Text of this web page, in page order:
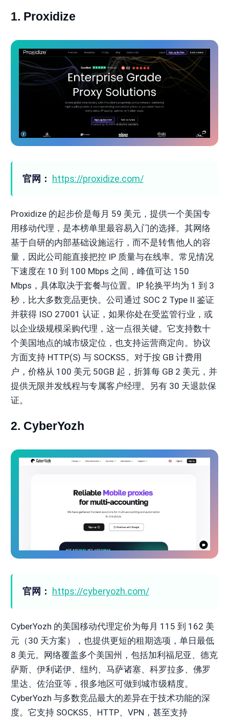
1. Proxidize
官网： https://proxidize.com/
Proxidize 的起步价是每月 59 美元，提供一个美国专
用移动代理，是本榜单里最容易入门的选择。其网络
基于自研的内部基础设施运行，而不是转售他人的容
量，因此公司能直接把控 IP 质量与在线率。常见情况
下速度在 10 到 100 Mbps 之间，峰值可达 150
Mbps，具体取决于套餐与位置。IP 轮换平均为 1 到 3
秒，比大多数竞品更快。公司通过 SOC 2 Type II 鉴证
并获得 ISO 27001 认证，如果你处在受监管行业，或
以企业级规模采购代理，这一点很关键。它支持数十
个美国地点的城市级定位，也支持运营商定向。协议
方面支持 HTTP(S) 与 SOCKS5。对于按 GB 计费用
户，价格从 100 美元 50GB 起，折算每 GB 2 美元，并
提供无限并发线程与专属客户经理。另有 30 天退款保
证。
2. CyberYozh
官网： https://cyberyozh.com/
CyberYozh 的美国移动代理定价为每月 115 到 162 美
元（30 天方案），也提供更短的租期选项，单日最低
8 美元。网络覆盖多个美国州，包括加利福尼亚、德克
萨斯、伊利诺伊、纽约、马萨诸塞、科罗拉多、佛罗
里达、佐治亚等，很多地区可做到城市级精度。
CyberYozh 与多数竞品最大的差异在于技术功能的深
度。它支持 SOCKS5、HTTP、VPN，甚至支持